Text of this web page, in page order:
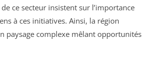
ce secteur insistent sur l’importance
à ces initiatives. Ainsi, la région
paysage complexe mêlant opportunités